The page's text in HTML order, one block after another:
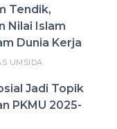
Tendik,
Nilai Islam
Dunia Kerja
UMSIDA
Jadi Topik
PKMU 2025-